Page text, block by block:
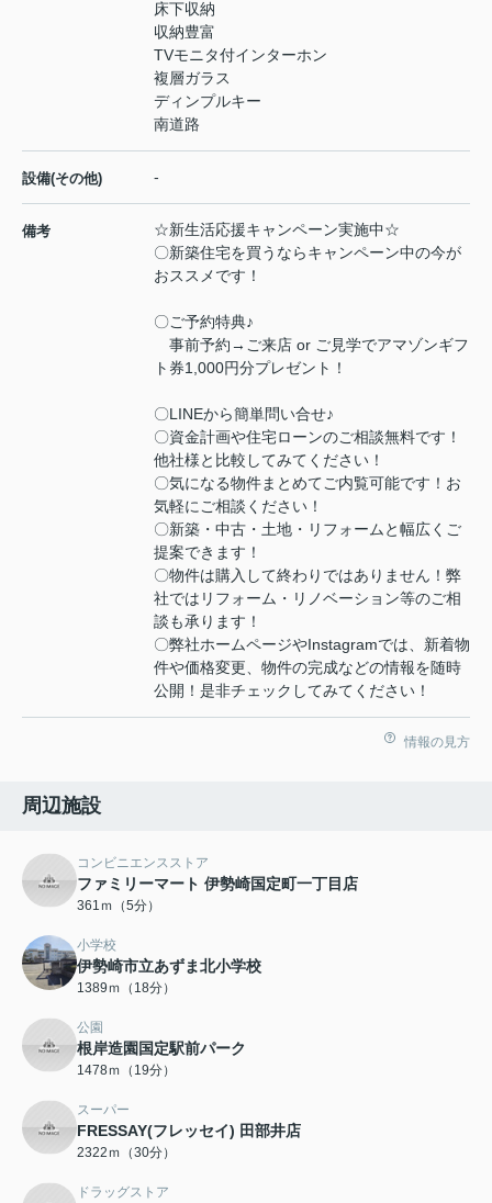
床下収納
収納豊富
TVモニタ付インターホン
複層ガラス
ディンプルキー
南道路
設備(その他) -
備考
☆新生活応援キャンペーン実施中☆
〇新築住宅を買うならキャンペーン中の今が
おススメです！
〇ご予約特典♪
事前予約→ご来店 or ご見学でアマゾンギフ
ト券1,000円分プレゼント！
〇LINEから簡単問い合せ♪
〇資金計画や住宅ローンのご相談無料です！
他社様と比較してみてください！
〇気になる物件まとめてご内覧可能です！お
気軽にご相談ください！
〇新築・中古・土地・リフォームと幅広くご
提案できます！
〇物件は購入して終わりではありません！弊
社ではリフォーム・リノベーション等のご相
談も承ります！
〇弊社ホームページやInstagramでは、新着物
件や価格変更、物件の完成などの情報を随時
公開！是非チェックしてみてください！
情報の見方
周辺施設
コンビニエンスストア
ファミリーマート 伊勢崎国定町一丁目店
361ｍ（5分）
小学校
伊勢崎市立あずま北小学校
1389ｍ（18分）
公園
根岸造園国定駅前パーク
1478ｍ（19分）
スーパー
FRESSAY(フレッセイ) 田部井店
2322ｍ（30分）
ドラッグストア